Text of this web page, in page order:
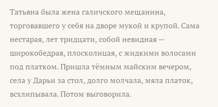
Татьяна была жена галичского мещанина,
торговавшего у себя на дворе мукой и крупой. Сама
нестарая, лет тридцати, собой невидная —
широкобедрая, плосколицая, с жидкими волосами
под платком. Пришла тёмным майским вечером,
села у Дарьи за стол, долго молчала, мяла платок,
всхлипывала. Потом выговорила.